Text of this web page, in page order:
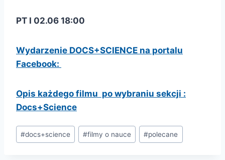
PT I 02.06 18:00
Wydarzenie DOCS+SCIENCE na portalu
Facebook:
Opis każdego filmu po wybraniu sekcji :
Docs+Science
Tagi
wpisu:
#docs+science #filmy o nauce #polecane